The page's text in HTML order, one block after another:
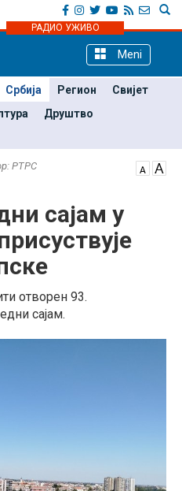
РАДИО УЖИВО
Meni
Србија Регион
Свијет
Друштво
РТРС
сајам у
отворен 93.
сајам.